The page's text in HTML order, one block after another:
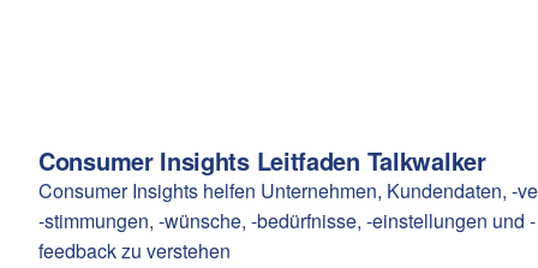
Kategorie:
Consumer Insights Leitfaden Talkwalker
Consumer Insights helfen Unternehmen, Kundendaten, -
-stimmungen, -wünsche, -bedürfnisse, -einstellungen und -
feedback zu verstehen